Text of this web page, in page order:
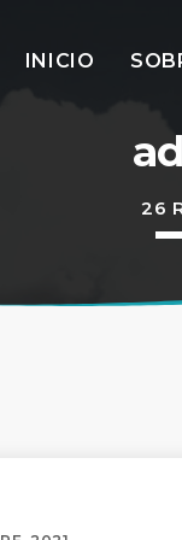
INICIO
MOST
today 14
26